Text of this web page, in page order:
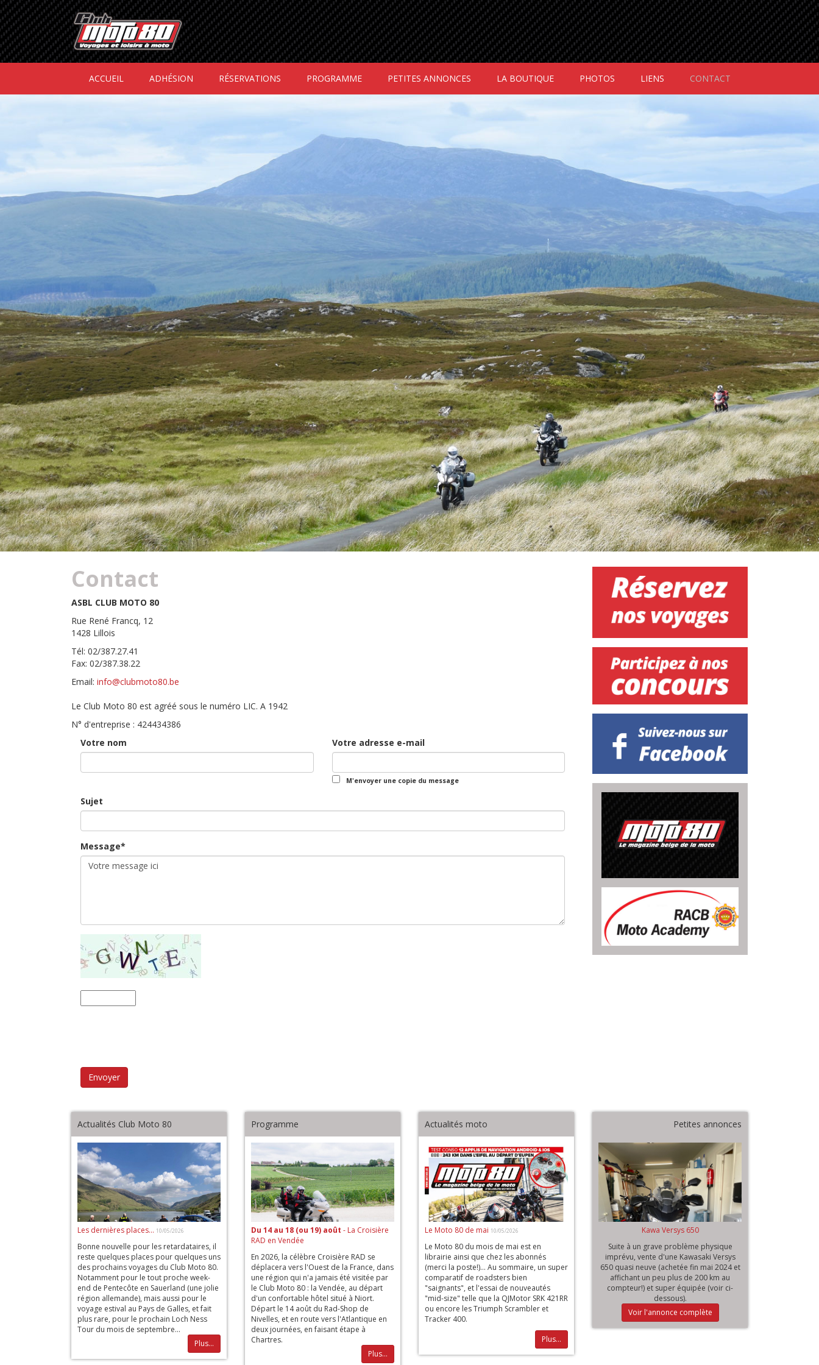
ACCUEIL ADHÉSION RÉSERVATIONS PROGRAMME PETITES ANNONCES LA BOUTIQUE PHOTOS LIENS CONTACT(CURRENT)
Contact
ASBL CLUB MOTO 80
Rue René Francq, 12
1428 Lillois
Tél: 02/387.27.41
Fax: 02/387.38.22
Email: info@clubmoto80.be
Le Club Moto 80 est agréé sous le numéro LIC. A 1942
N° d'entreprise : 424434386
Votre nom
Votre adresse e-mail
M'envoyer une copie du message
Sujet
Message*
Actualités Club Moto 80
Les dernières places... 10/05/2026
Bonne nouvelle pour les retardataires, il
reste quelques places pour quelques uns
des prochains voyages du Club Moto 80.
Notamment pour le tout proche week-
end de Pentecôte en Sauerland (une jolie
région allemande), mais aussi pour le
voyage estival au Pays de Galles, et fait
plus rare, pour le prochain Loch Ness
Tour du mois de septembre...
Plus...
Programme
Du 14 au 18 (ou 19) août - La Croisière
RAD en Vendée
En 2026, la célèbre Croisière RAD se
déplacera vers l'Ouest de la France, dans
une région qui n'a jamais été visitée par
le Club Moto 80 : la Vendée, au départ
d'un confortable hôtel situé à Niort.
Départ le 14 août du Rad-Shop de
Nivelles, et en route vers l'Atlantique en
deux journées, en faisant étape à
Chartres.
Plus...
Actualités moto
Le Moto 80 de mai 10/05/2026
Le Moto 80 du mois de mai est en
librairie ainsi que chez les abonnés
(merci la poste!)... Au sommaire, un super
comparatif de roadsters bien
"saignants", et l'essai de nouveautés
"mid-size" telle que la QJMotor SRK 421RR
ou encore les Triumph Scrambler et
Tracker 400.
Plus...
Petites annonces
Kawa Versys 650
Suite à un grave problème physique
imprévu, vente d'une Kawasaki Versys
650 quasi neuve (achetée fin mai 2024 et
affichant un peu plus de 200 km au
compteur!) et super équipée (voir ci-
dessous).
Voir l'annonce complète